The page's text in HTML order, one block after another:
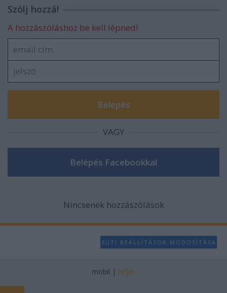
Szólj hozzá!
A hozzászóláshoz be kell lépned!
VAGY
Nincsenek hozzászólások
SÜTI BEÁLLÍTÁSOK MÓDOSÍTÁSA
mobil | teljes